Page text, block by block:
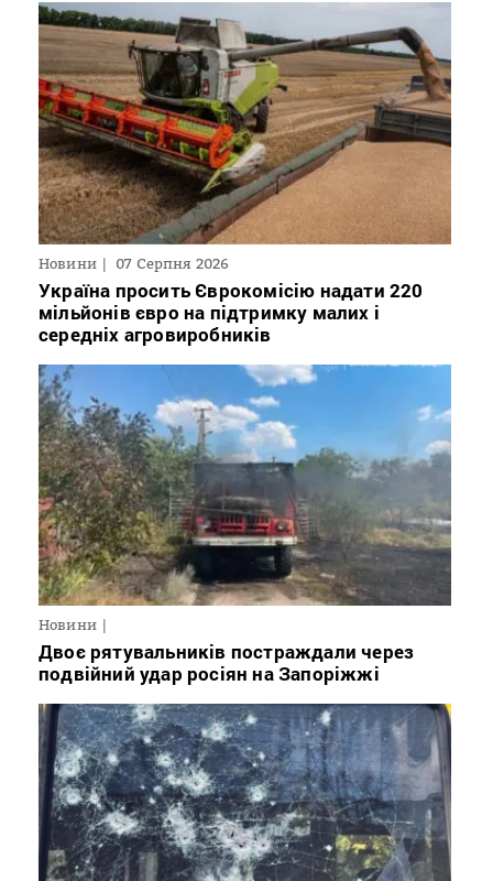
Новини 07 Серпня 2026
Україна просить Єврокомісію надати 220
мільйонів євро на підтримку малих і
середніх агровиробників
Новини
Двоє рятувальників постраждали через
подвійний удар росіян на Запоріжжі